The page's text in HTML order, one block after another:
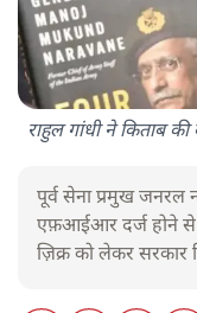
राहुल गांधी ने किताब
पूर्व सेना प्रमुख
एफ़आईआर दर्ज होने से
ज़िक्र को लेकर सरकार